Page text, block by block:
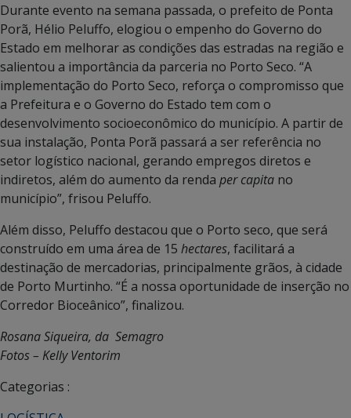
Durante evento na semana passada, o prefeito de Ponta
Porã, Hélio Peluffo, elogiou o empenho do Governo do
Estado em melhorar as condições das estradas na região e
salientou a importância da parceria no Porto Seco. “A
implementação do Porto Seco, reforça o compromisso que
a Prefeitura e o Governo do Estado tem com o
desenvolvimento socioeconômico do município. A partir de
sua instalação, Ponta Porã passará a ser referência no
setor logístico nacional, gerando empregos diretos e
indiretos, além do aumento da renda per capita no
município”, frisou Peluffo.
Além disso, Peluffo destacou que o Porto seco, que será
construído em uma área de 15 hectares, facilitará a
destinação de mercadorias, principalmente grãos, à cidade
de Porto Murtinho. “É a nossa oportunidade de inserção no
Corredor Bioceânico”, finalizou.
Rosana Siqueira, da Semagro
Fotos – Kelly Ventorim
Categorias :